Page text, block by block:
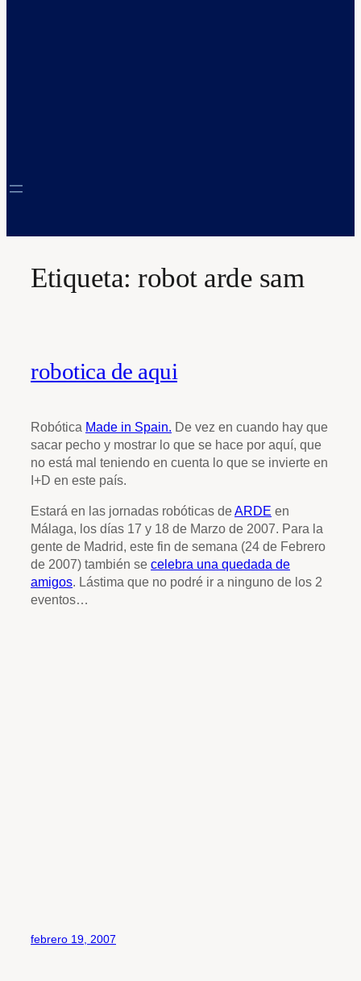
Etiqueta: robot arde sam
robotica de aqui
Robótica Made in Spain. De vez en cuando hay que
sacar pecho y mostrar lo que se hace por aquí, que
no está mal teniendo en cuenta lo que se invierte en
I+D en este país.
Estará en las jornadas robóticas deARDE en
Málaga, los días 17 y 18 de Marzo de 2007. Para la
gente de Madrid, este fin de semana (24 de Febrero
de 2007) también se celebra una quedada de
amigos. Lástima que no podré ir a ninguno de los 2
eventos…
febrero 19, 2007